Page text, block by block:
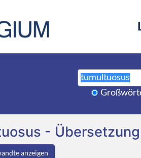
-
anzeigen